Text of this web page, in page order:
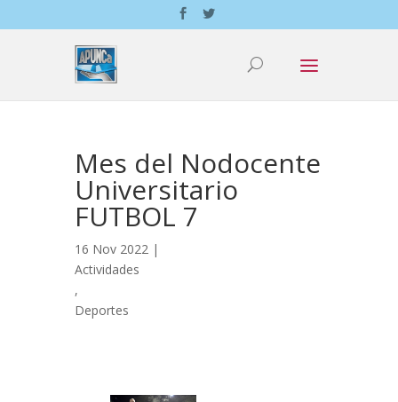
Mes del Nodocente
Universitario
FUTBOL 7
16 Nov 2022 |
Actividades
,
Deportes